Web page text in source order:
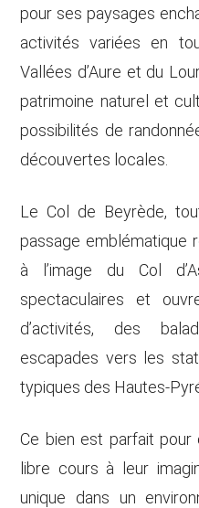
pour ses paysages
activités variées en
Vallées d’Aure et du
patrimoine naturel et
possibilités de
découvertes locales.
Le Col de Beyrède,
passage emblématique
à l’image du Col
spectaculaires et
d’activités, des
escapades vers les
typiques des Hautes-
Ce bien est parfait pour
libre cours à leur
unique dans un